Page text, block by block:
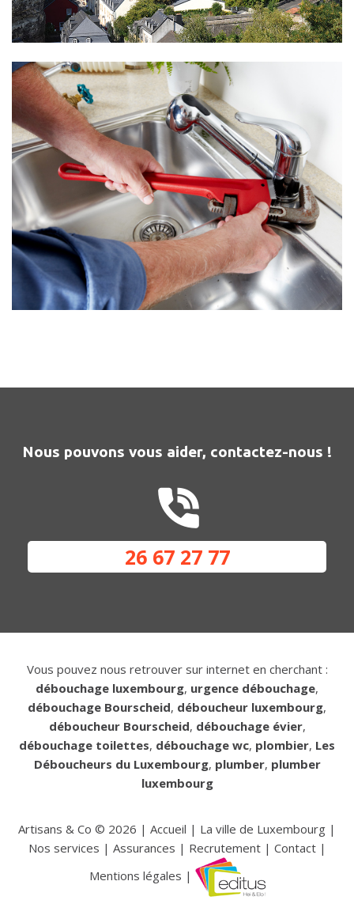
Nous pouvons vous aider, contactez-nous !
26 67 27 77
Vous pouvez nous retrouver sur internet en cherchant :
débouchage luxembourg, urgence débouchage,
débouchage Bourscheid, déboucheur luxembourg,
déboucheur Bourscheid, débouchage évier,
débouchage toilettes, débouchage wc, plombier, Les
Déboucheurs du Luxembourg, plumber, plumber
luxembourg
Artisans & Co © 2026 | Accueil | La ville de Luxembourg |
Nos services | Assurances | Recrutement| Contact|
Mentions légales |